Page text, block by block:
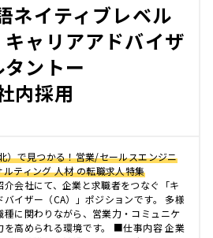
ネイティブレベル
ャリアアドバイザ
ントー
内採用
）で見つかる！営業/セールスエンジニ
ルティング 人材 の転職求人特集
介会社にて、企業と求職者をつなぐ「キ
バイザー（CA）」ポジションです。 多様
種に関わりながら、営業力・コミュニケ
を高められる環境です。 ■仕事内容 企業